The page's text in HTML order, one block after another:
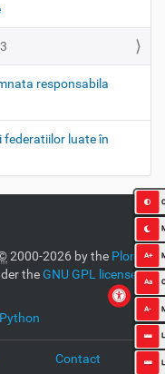
A+
Aa
A-
responsabila
federatiilor luate în
2000-2026 by the Plone
theGNU GPL license.
Contact